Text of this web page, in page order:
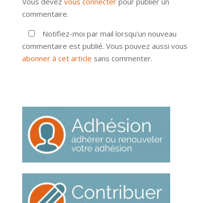
commentaire.
Notifiez-moi par mail lorsqu'un nouveau
commentaire est publié. Vous pouvez aussi vous
abonner à cet article sans commenter.